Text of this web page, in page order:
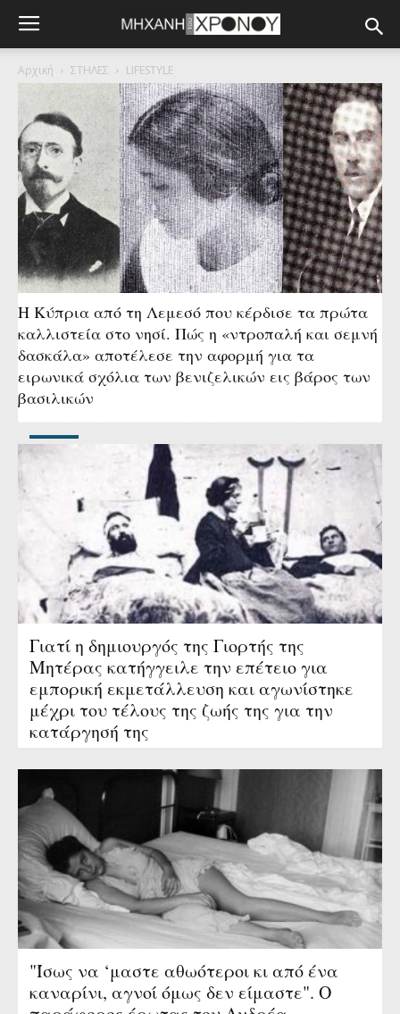
Αρχική ΣΤΗΛΕΣ LIFESTYLE
Η Κύπρια από τη Λεμεσό που κέρδισε τα πρώτα
καλλιστεία στο νησί. Πώς η «ντροπαλή και σεμνή
δασκάλα» αποτέλεσε την αφορμή για τα
ειρωνικά σχόλια των βενιζελικών εις βάρος των
βασιλικών
Γιατί η δημιουργός της Γιορτής της
Μητέρας κατήγγειλε την επέτειο για
εμπορική εκμετάλλευση και αγωνίστηκε
μέχρι του τέλους της ζωής της για την
κατάργησή της
"Ίσως να ‘μαστε αθωότεροι κι από ένα
καναρίνι, αγνοί όμως δεν είμαστε". Ο